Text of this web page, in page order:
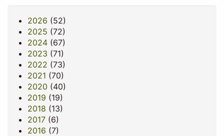
ー
ジ
2026 (52)
2025 (72)
2024(67)
2023 (71)
2022 (73)
2021 (70)
2020 (40)
2019 (19)
2018 (13)
2017(6)
2016 (7)